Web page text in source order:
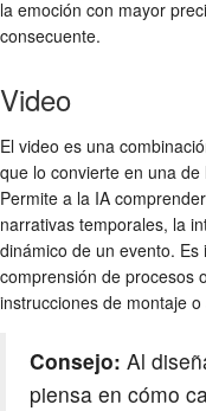
la emoción con mayor
consecuente.
Video
El video es una
que lo convierte en una
Permite a la IA
narrativas temporales, la
dinámico de un evento.
comprensión de procesos
instrucciones de montaje
Consejo: Al
piensa en cómo